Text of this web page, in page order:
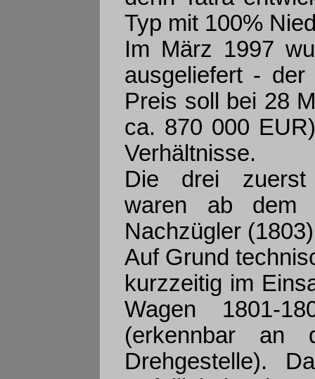
Typ mit 100%
Im März 1997
ausgeliefert -
Preis soll bei 28
ca. 870 000
Verhältnisse.
Die drei zuerst
waren ab dem
Nachzügler
Auf Grund
kurzzeitig im
Wagen 1801-
(erkennbar an
Drehgestelle).